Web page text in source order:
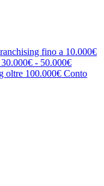
fino a 10.000€
- 50.000€
oltre 100.000€ Conto